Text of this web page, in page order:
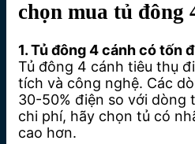
chọn mua tủ đông
1. Tủ đông 4 cánh có tốn
Tủ đông 4 cánh tiêu thụ
tích và công nghệ. Các
30-50% điện so với dòng
chi phí, hãy chọn tủ có
cao hơn.